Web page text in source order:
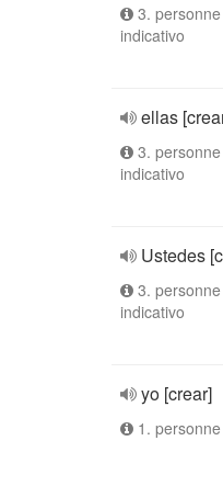
3.
indicativo
ellas
3.
indicativo
Ustedes
3.
indicativo
yo [crear]
1.